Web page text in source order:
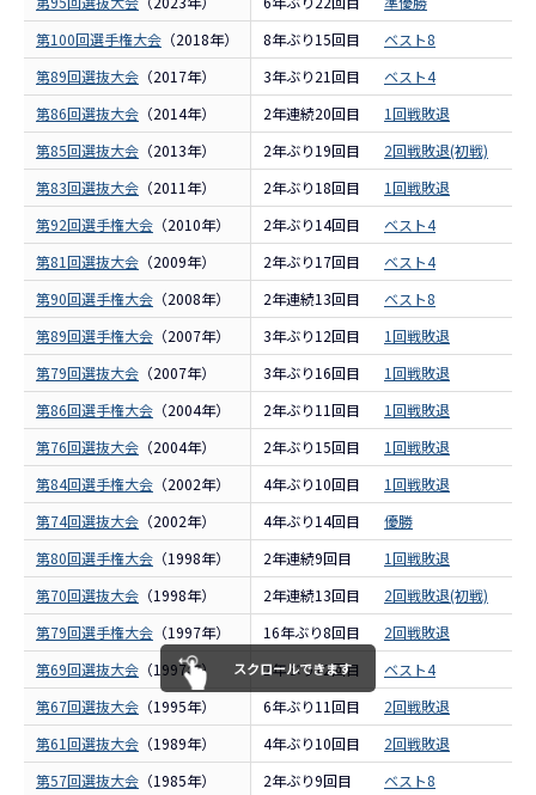
第100回選手権大会 （2018年） 8年ぶり15回目 ベスト8
第89回選抜大会 （2017年） 3年ぶり21回目 ベスト4
第86回選抜大会 （2014年） 2年連続20回目 1回戦敗退
第85回選抜大会 （2013年） 2年ぶり19回目 2回戦敗退(初戦)
第83回選抜大会 （2011年） 2年ぶり18回目 1回戦敗退
第92回選手権大会 （2010年） 2年ぶり14回目 ベスト4
第81回選抜大会 （2009年） 2年ぶり17回目 ベスト4
第90回選手権大会 （2008年） 2年連続13回目 ベスト8
第89回選手権大会 （2007年） 3年ぶり12回目 1回戦敗退
第79回選抜大会 （2007年） 3年ぶり16回目 1回戦敗退
第86回選手権大会 （2004年） 2年ぶり11回目 1回戦敗退
第76回選抜大会 （2004年） 2年ぶり15回目 1回戦敗退
第84回選手権大会 （2002年） 4年ぶり10回目 1回戦敗退
第74回選抜大会 （2002年） 4年ぶり14回目 優勝
第80回選手権大会 （1998年） 2年連続9回目 1回戦敗退
第70回選抜大会 （1998年） 2年連続13回目 2回戦敗退(初戦)
第79回選手権大会 （1997年） 16年ぶり8回目 2回戦敗退
第69回選抜大会 （1997年） 2年ぶり12回目 ベスト4
第67回選抜大会 （1995年） 6年ぶり11回目 2回戦敗退
第61回選抜大会 （1989年） 4年ぶり10回目 2回戦敗退
第57回選抜大会 （1985年） 2年ぶり9回目 ベスト8
スクロールできます